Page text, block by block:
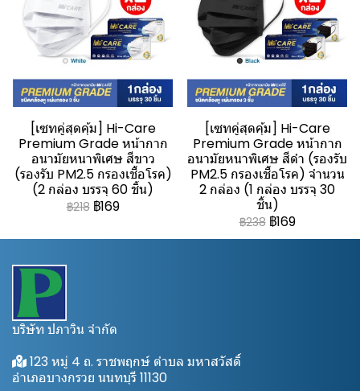
[เซทคู่สุดคุ้ม] Hi-Care
Premium Grade หน้ากาก
อนามัยหนาพิเศษ สีขาว
(รองรับ PM2.5 กรองเชื้อโรค)
(2 กล่อง บรรจุ 60 ชิ้น)
฿218 ฿169
[เซทคู่สุดคุ้ม] Hi-Care
Premium Grade หน้ากาก
อนามัยหนาพิเศษ สีดำ (รองรับ
PM2.5 กรองเชื้อโรค) จำนวน
2 กล่อง (1 กล่อง บรรจุ 30
ชิ้น)
฿238 ฿169
บริษัท ปภาวิน จำกัด
123 หมู่ 4 ถ. ราชพฤกษ์ ตำบล มหาสวัสดิ์
อำเภอบางกรวย นนทบุรี 11130